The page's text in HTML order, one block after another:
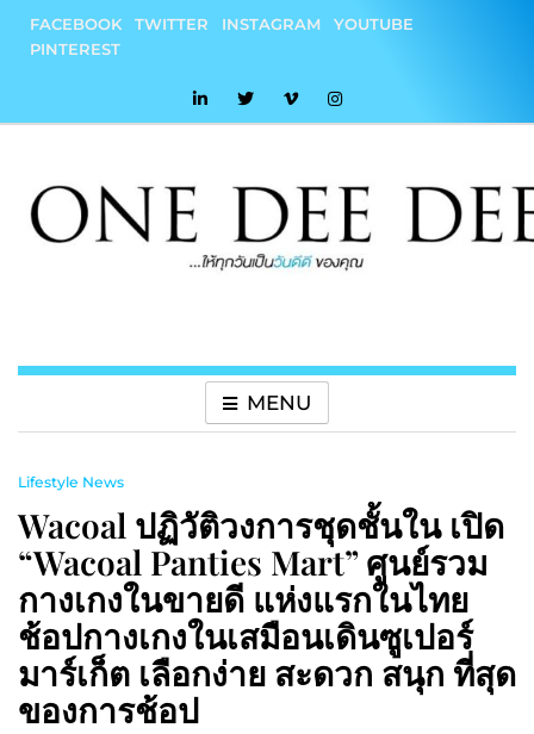
content
FACEBOOK TWITTER INSTAGRAM
YOUTUBE
PINTEREST
MENU
Lifestyle News
Wacoal ปฏิวัติวงการชุดชั้นใน เปิด
“Wacoal Panties Mart” ศูนย์รวม
กางเกงในขายดี แห่งแรกในไทย
ช้อปกางเกงในเสมือนเดินซูเปอร์
มาร์เก็ต เลือกง่าย สะดวก สนุก ที่สุด
ของการช้อป